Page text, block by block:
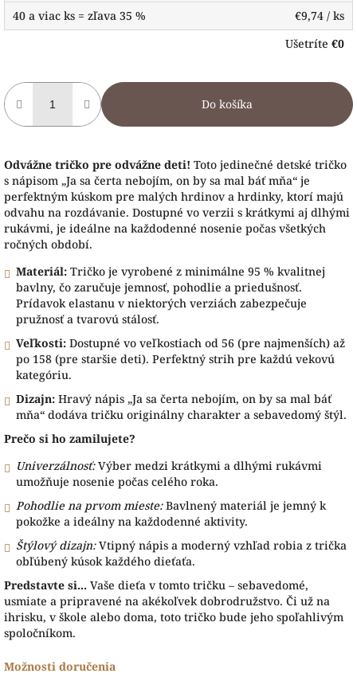
40 a viac ks = zľava 35 %
€9,74 / ks
Ušetríte €0
Do košíka
Odvážne tričko pre odvážne deti! Toto jedinečné detské tričko
s nápisom „Ja sa čerta nebojím, on by sa mal báť mňa“ je
perfektným kúskom pre malých hrdinov a hrdinky, ktorí majú
odvahu na rozdávanie. Dostupné vo verzii s krátkymi aj dlhými
rukávmi, je ideálne na každodenné nosenie počas všetkých
ročných období.
Materiál: Tričko je vyrobené z minimálne 95 % kvalitnej
bavlny, čo zaručuje jemnosť, pohodlie a priedušnosť.
Prídavok elastanu v niektorých verziách zabezpečuje
pružnosť a tvarovú stálosť.
Veľkosti: Dostupné vo veľkostiach od 56 (pre najmenších) až
po 158 (pre staršie deti). Perfektný strih pre každú vekovú
kategóriu.
Dizajn: Hravý nápis „Ja sa čerta nebojím, on by sa mal báť
mňa“ dodáva tričku originálny charakter a sebavedomý štýl.
Prečo si ho zamilujete?
Univerzálnosť:Výber medzi krátkymi a dlhými rukávmi
umožňuje nosenie počas celého roka.
Pohodlie na prvom mieste:Bavlnený materiál je jemný k
pokožke a ideálny na každodenné aktivity.
Štýlový dizajn:Vtipný nápis a moderný vzhľad robia z trička
obľúbený kúsok každého dieťaťa.
Predstavte si... Vaše dieťa v tomto tričku – sebavedomé,
usmiate a pripravené na akékoľvek dobrodružstvo. Či už na
ihrisku, v škole alebo doma, toto tričko bude jeho spoľahlivým
spoločníkom.
Možnosti doručenia